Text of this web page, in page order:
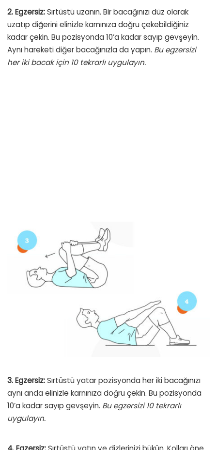
2. Egzersiz:Sırtüstü uzanın. Bir bacağınızı düz olarak
uzatıp diğerini elinizle karnınıza doğru çekebildiğiniz
kadar çekin. Bu pozisyonda 10’a kadar sayıp gevşeyin.
Aynı hareketi diğer bacağınızla da yapın. Bu egzersizi
her iki bacak için 10 tekrarlı uygulayın.
3. Egzersiz:Sırtüstü yatar pozisyonda her iki bacağınızı
aynı anda elinizle karnınıza doğru çekin. Bu pozisyonda
10’a kadar sayıp gevşeyin. Bu egzersizi 10 tekrarlı
uygulayın.